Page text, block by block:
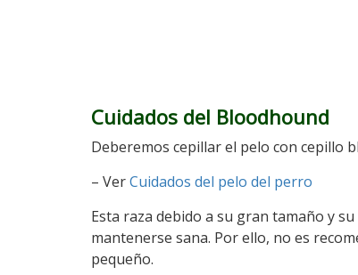
Cuidados del Bloodhound
Deberemos cepillar el pelo con cepillo
– VerCuidados del pelo del perro
Esta raza debido a su gran tamaño y
mantenerse sana. Por ello, no es
pequeño.